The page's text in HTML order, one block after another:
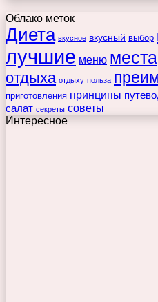
Облако меток
Диета вкусное вкусный выбор
лучшие меню места
отдыха отдыху польза
приготовления принципы
салат секреты советы
Интересное